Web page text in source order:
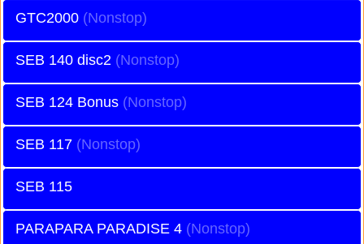
GTC2000
SEB 140 disc2
SEB 124 Bonus
SEB 117
SEB 115
PARAPARA PARADISE 4